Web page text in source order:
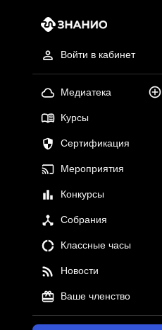
Войти в кабинет
Медиатека
Курсы
Сертификация
Мероприятия
Конкурсы
Собрания
Классные часы
Новости
Ваше членство